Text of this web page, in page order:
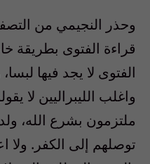
وحذر النجيمي من
قراءة الفتوى بطريقة
الفتوى لا يجد فيها
واغلب الليبراليين لا
ملتزمون بشرع الله،
توصلهم إلى الكفر.